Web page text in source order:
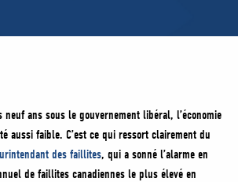
constitutifs
neuf ans sous le gouvernement libéral, l’économie
aussi faible. C’est ce qui ressort clairement du
des faillites, qui a sonné l’alarme en
de faillites canadiennes le plus élevé en